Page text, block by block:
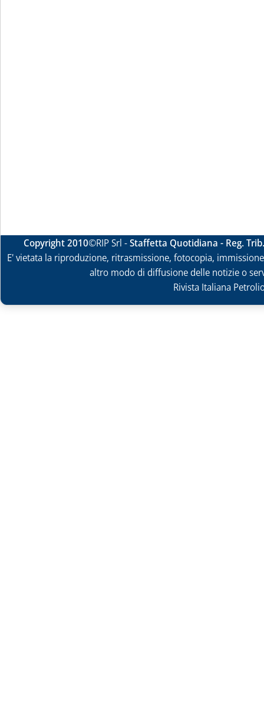
Copyright 2010©RIP Srl -Staffetta Quotidiana - Reg.
E' vietata la riproduzione, ritrasmissione, fotocopia,
altro modo di diffusione delle notizie o
Rivista Italiana